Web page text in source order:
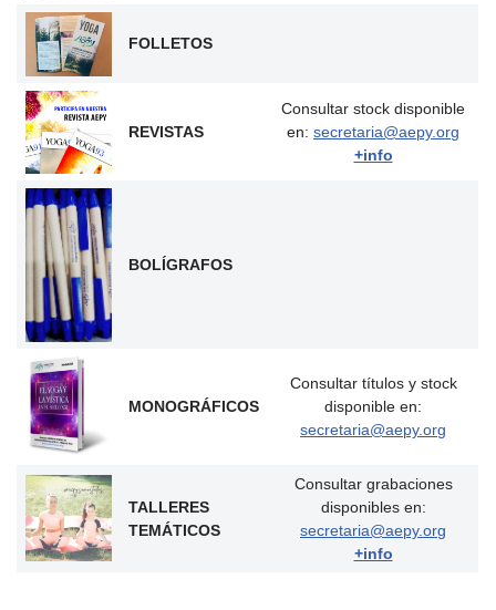
FOLLETOS
REVISTAS
Consultar stock disponible
en: secretaria@aepy.org
+info
BOLÍGRAFOS
MONOGRÁFICOS
Consultar títulos y stock
disponible en:
secretaria@aepy.org
TALLERES
TEMÁTICOS
Consultar grabaciones
disponibles en:
secretaria@aepy.org
+info